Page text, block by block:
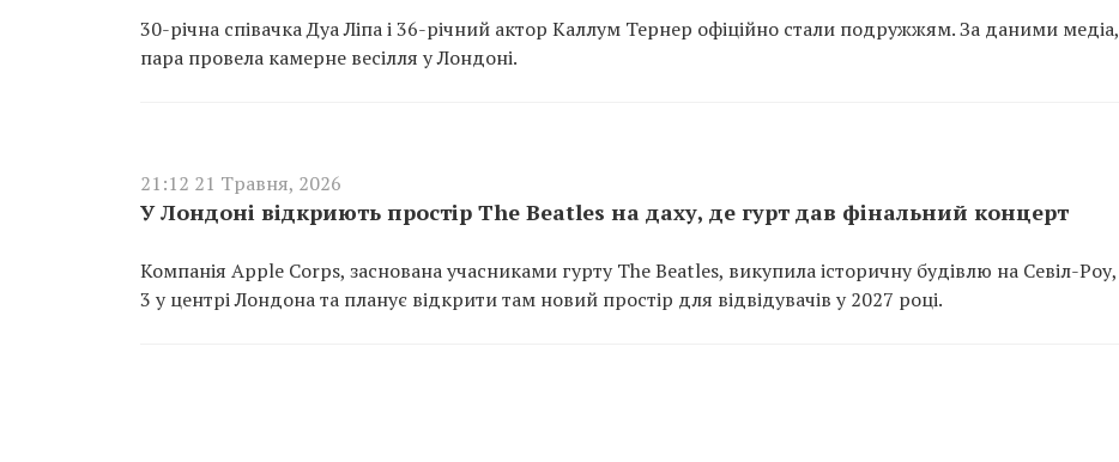
30-річна співачка Дуа Ліпа і 36-річний актор Каллум Тернер офіційно стали подружжям. За даними медіа,
пара провела камерне весілля у Лондоні.
21:12 21 Травня, 2026
У Лондоні відкриють простір The Beatles на даху, де гурт дав фінальний концерт
Компанія Apple Corps, заснована учасниками гурту The Beatles, викупила історичну будівлю на Севіл-Роу,
3 у центрі Лондона та планує відкрити там новий простір для відвідувачів у 2027 році.